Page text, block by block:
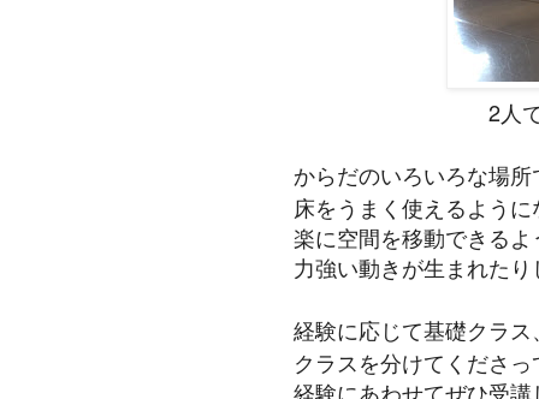
2人
からだのいろいろな場
床をうまく使えるよう
楽に空間を移動できる
力強い動きが生まれた
経験に応じて基礎クラ
クラスを分けてくださ
経験にあわせてぜひ受